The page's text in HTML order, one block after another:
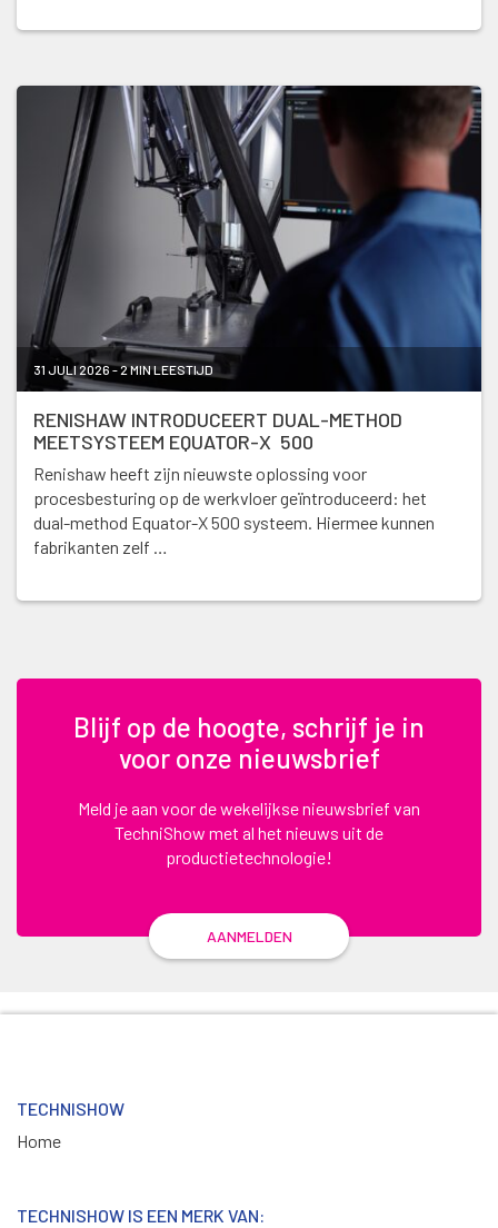
31 JULI 2026 - 2 MIN LEESTIJD
RENISHAW INTRODUCEERT DUAL-METHOD
MEETSYSTEEM EQUATOR-X 500
Renishaw heeft zijn nieuwste oplossing voor
procesbesturing op de werkvloer geïntroduceerd: het
dual-method Equator-X 500 systeem. Hiermee kunnen
fabrikanten zelf …
Blijf op de hoogte, schrijf je in
voor onze nieuwsbrief
Meld je aan voor de wekelijkse nieuwsbrief van
TechniShow met al het nieuws uit de
productietechnologie!
AANMELDEN
TECHNISHOW
Home
TECHNISHOW IS EEN MERK VAN: